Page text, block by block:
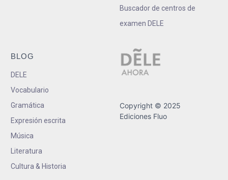
Buscador de centros de
examen DELE
BLOG
DELE
Vocabulario
Gramática
Expresión escrita
Música
Literatura
Cultura & Historia
Copyright © 2025
Ediciones Fluo